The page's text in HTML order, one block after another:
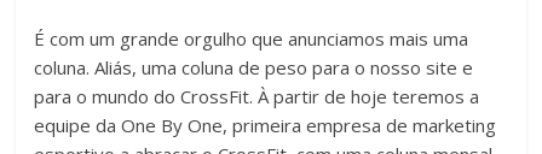
É com um grande orgulho que anunciamos mais uma
coluna. Aliás, uma coluna de peso para o nosso site e
para o mundo do CrossFit. À partir de hoje teremos a
equipe da One By One, primeira empresa de marketing